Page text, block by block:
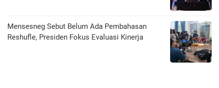
Mensesneg Sebut Belum Ada Pembahasan
Reshufle, Presiden Fokus Evaluasi Kinerja